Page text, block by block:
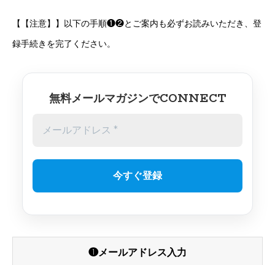
【【注意】】以下の手順❶❷とご案内も必ずお読みいただき、登
録手続きを完了ください。
無料メールマガジンでCONNECT
❶メールアドレス入力